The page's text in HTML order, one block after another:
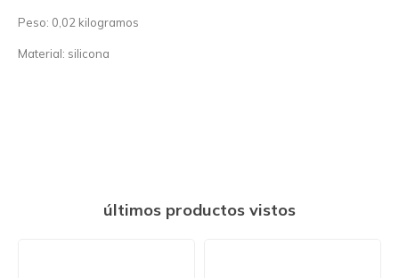
Peso: 0,02 kilogramos
Material: silicona
últimos productos vistos